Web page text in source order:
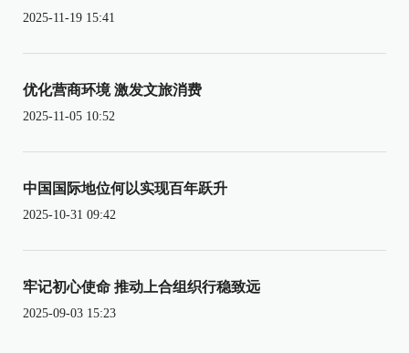
2025-11-19 15:41
优化营商环境 激发文旅消费
2025-11-05 10:52
中国国际地位何以实现百年跃升
2025-10-31 09:42
牢记初心使命 推动上合组织行稳致远
2025-09-03 15:23